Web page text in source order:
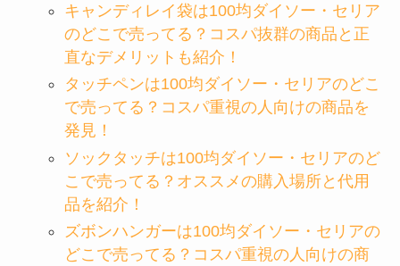
キャンディレイ袋は100均ダイソー・セリア
のどこで売ってる？コスパ抜群の商品と正
直なデメリットも紹介！
タッチペンは100均ダイソー・セリアのどこ
で売ってる？コスパ重視の人向けの商品を
発見！
ソックタッチは100均ダイソー・セリアのど
こで売ってる？オススメの購入場所と代用
品を紹介！
ズボンハンガーは100均ダイソー・セリアの
どこで売ってる？コスパ重視の人向けの商